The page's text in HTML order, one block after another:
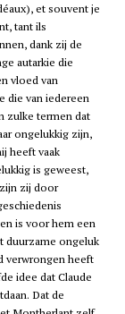
et souvent je
tant ils
dank zij de
autarkie die
vloed van
die van iedereen
zulke termen dat
ongelukkig zijn,
heeft vaak
is geweest,
zij door
is voor hem een
duurzame ongeluk
verwrongen heeft
idee dat Claude
Dat de